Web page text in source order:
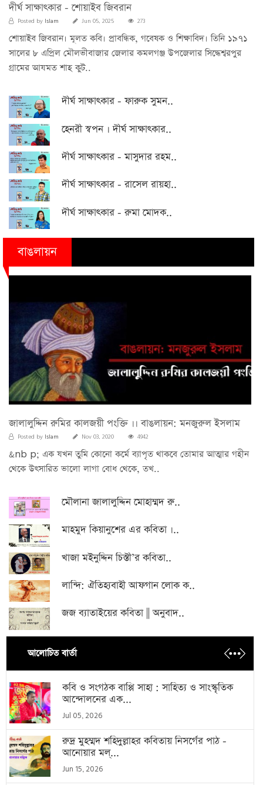
দীর্ঘ সাক্ষাৎকার - শোয়াইব জিবরান
Posted by Islam Jun 05, 2025 273
শোয়াইব জিবরান। মূলত কবি। প্রাবন্ধিক, গবেষক ও শিক্ষাবিদ। তিনি ১৯৭১
সালের ৮ এপ্রিল মৌলভীবাজার জেলার কমলগঞ্জ উপজেলার সিদ্ধেশ্বরপুর
গ্রামের আযমত শাহ কুট..
দীর্ঘ সাক্ষাৎকার - ফারুক সুমন..
হেনরী স্বপন । দীর্ঘ সাক্ষাৎকার..
দীর্ঘ সাক্ষাৎকার - মাসুদার রহম..
দীর্ঘ সাক্ষাৎকার - রাসেল রায়হা..
দীর্ঘ সাক্ষাৎকার - রুমা মোদক..
বাঙলায়ন
জালালুদ্দিন রুমির কালজয়ী পংক্তি ।। বাঙলায়ন: মনজুরুল ইসলাম
Posted by Islam Nov 03, 2020 4942
&nb p; এক যখন তুমি কোনো কর্মে ব্যাপৃত থাকবে তোমার আত্মার গহীন
থেকে উৎসারিত ভালো লাগা বোধ থেকে, তখ..
মৌলানা জালালুদ্দিন মোহাম্মদ রু..
মাহমুদ কিয়ানুশের এর কবিতা ।..
খাজা মইনুদ্দিন চিস্তী’র কবিতা..
লান্দি: ঐতিহ্যবাহী আফগান লোক ক..
জজ ব্যাতাইয়ের কবিতা || অনুবাদ..
আলোচিত বার্তা
কবি ও সংগঠক বাপ্পি সাহা : সাহিত্য ও সাংস্কৃতিক
আন্দোলনের এক...
Jul 05, 2026
রুদ্র মুহম্মদ শহিদুল্লাহর কবিতায় নিসর্গের পাঠ -
আনোয়ার মল্...
Jun 15, 2026